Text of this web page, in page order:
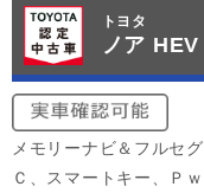
トヨタ
ノア
メモリーナビ＆フルセ
Ｃ、スマートキー、Ｐ